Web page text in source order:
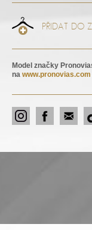
PŘIDAT DO
Model značky
na www.pronovias.com